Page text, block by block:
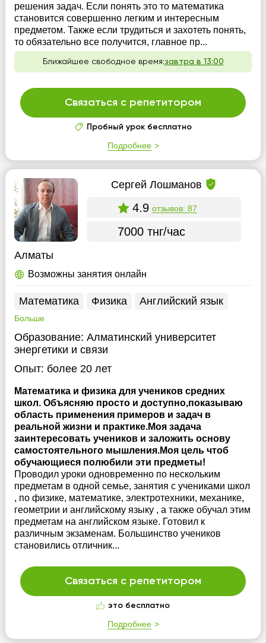
решения задач. Если понять это то математика
становится совершенно легким и интересным
предметом. Также если трудиться и захотеть понять,
то обязательно все получится, главное пр...
Ближайшее свободное время:завтра в 13:00
Связаться с репетитором
Пробный урок бесплатно
Подробнее
Cергей Лошманов
4.9 отзывов: 87
7000 тнг/час
Алматы
Возможны занятия онлайн
Математика Физика Английский язык
Больше
Образование: Алматинский университет
энергетики и связи
Опыт: более 20 лет
Математика и физика для учеников средних
школ. Объясняю просто и доступно,показываю
область применения примеров и задач в
реальной жизни и практике.Моя задача
заинтересовать учеников и заложить основу
самостоятельного мышления.Моя цель чтоб
обучающиеся полюбили эти предметы!
Проводил уроки одновременно по нескольким
предметам в одной семье, занятия с учениками школ
, по физике, математике, электротехники, механике,
геометрии и английскому языку , а также обучал этим
предметам на английском языке. Готовил к
различным экзаменам. Большинство учеников
становились отличник...
Связаться с репетитором
это бесплатно
Подробнее